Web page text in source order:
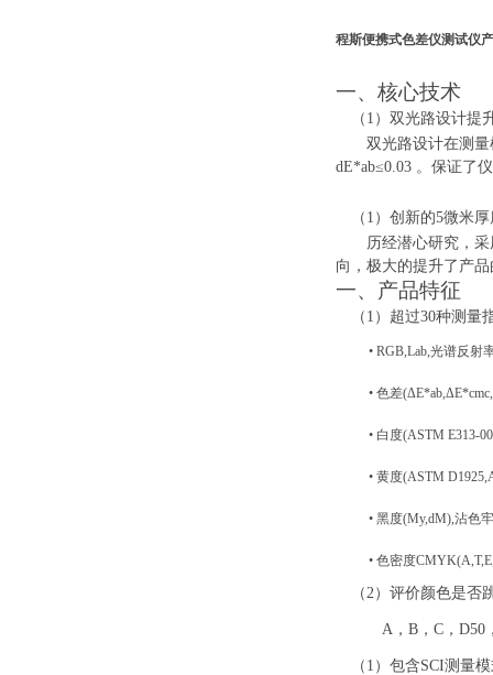
程斯便携式色差仪测试仪
一、 核心技术
（1） 双光路设计提
双光路设计在测
dE*ab≤0.03 。保证了
（1） 创新的5微米
历经潜心研究，
向，极大的提升了产
一、 产品特征
（1） 超过30种测量
• RGB,Lab,光谱反射
• 色差
• 白度(ASTM E313-
• 黄度(ASTM
• 黑度(My,dM),沾色
• 色密度
（2） 评价颜色是否
A， B，C，D50
（1） 包含SCI测量